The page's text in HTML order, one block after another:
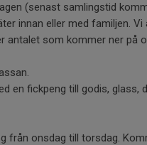
(senast samlingstid
innan eller med familjen.
antalet som kommer ner på
en fickpeng till godis, glass,
från onsdag till torsdag.